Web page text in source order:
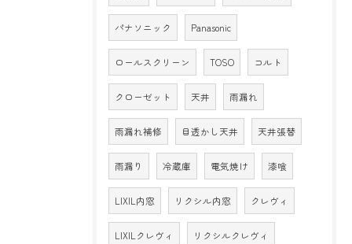
パナソニック Panasonic
ロールスクリーン TOSO コルト
クローゼット 天井 雨漏れ
雨漏れ補修 目透かし天井 天井張替
雨漏り 冷蔵庫 電気焼け 漆喰
LIXIL内窓 リクシル内窓 クレヴィ
LIXILクレヴィ リクシルクレヴィ